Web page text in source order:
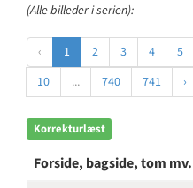
(Alle billeder i serien):
‹ 1 2 3 4 5
10
... 740 741 ›
Korrekturlæst
Forside, bagside, tom mv.